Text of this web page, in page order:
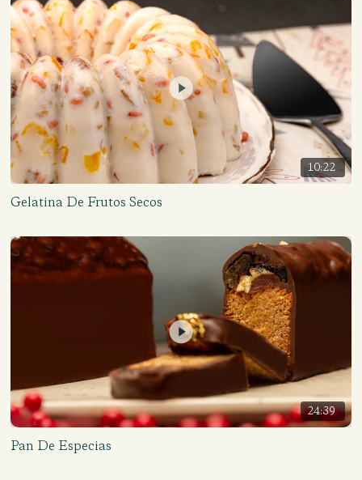
10:22
Gelatina De Frutos Secos
24:39
Pan De Especias